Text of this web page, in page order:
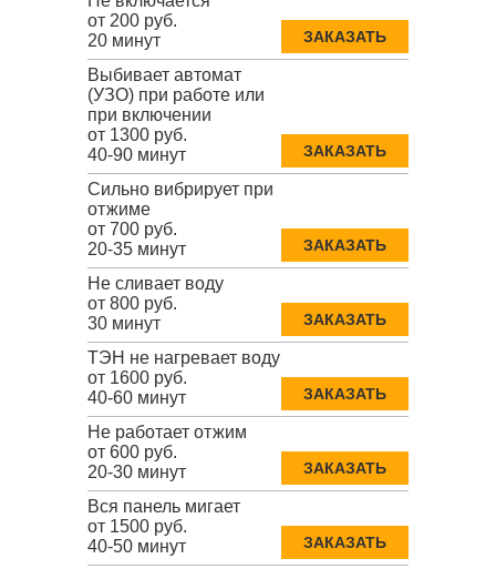
от 200 руб.
20 минут
ЗАКАЗАТЬ
Выбивает автомат
(УЗО) при работе или
при включении
от 1300 руб.
40-90 минут
ЗАКАЗАТЬ
Сильно вибрирует при
отжиме
от 700 руб.
20-35 минут
ЗАКАЗАТЬ
Не сливает воду
от 800 руб.
30 минут
ЗАКАЗАТЬ
ТЭН не нагревает воду
от 1600 руб.
40-60 минут
ЗАКАЗАТЬ
Не работает отжим
от 600 руб.
20-30 минут
ЗАКАЗАТЬ
Вся панель мигает
от 1500 руб.
40-50 минут
ЗАКАЗАТЬ